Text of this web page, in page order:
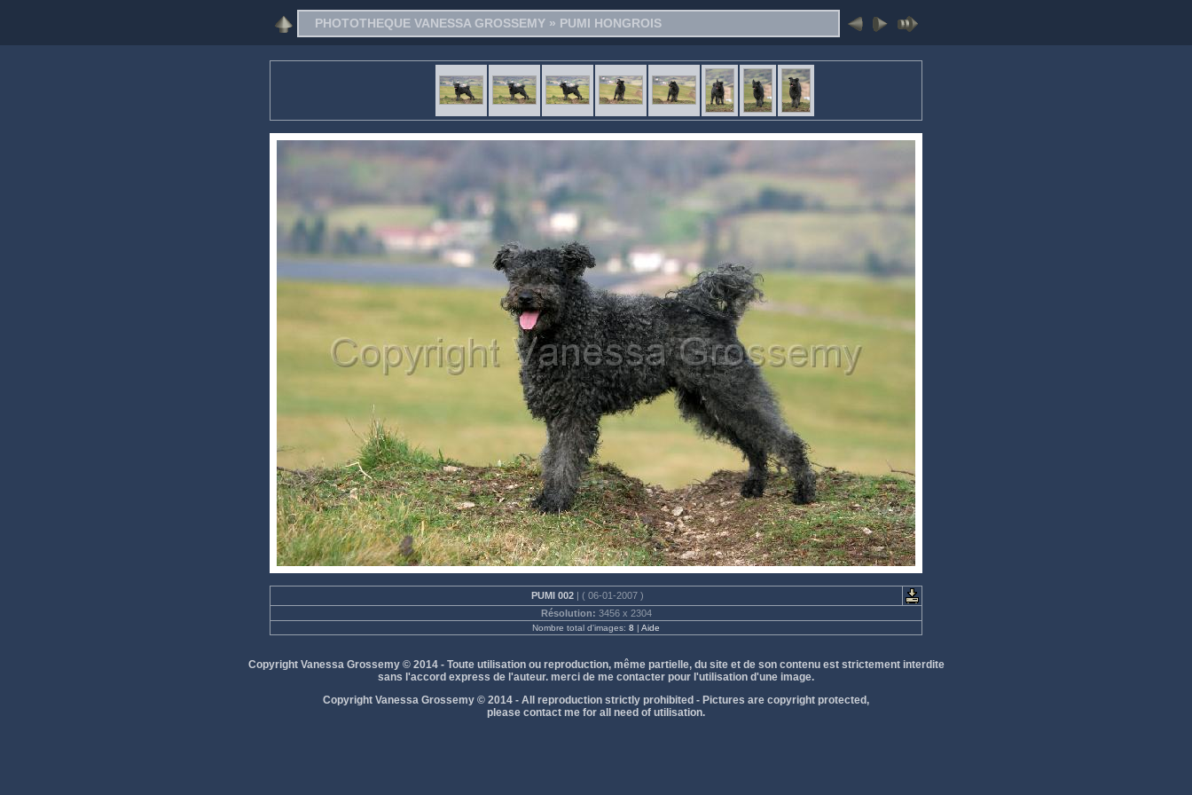
PHOTOTHEQUE VANESSA GROSSEMY » PUMI HONGROIS
PUMI 002 | ( 06-01-2007 )
Résolution: 3456 x 2304
Nombre total d'images: 8 | Aide
Copyright Vanessa Grossemy © 2014 - Toute utilisation ou reproduction, même partielle, du site et de son contenu est strictement interdite
sans l'accord express de l'auteur. merci de me contacter pour l'utilisation d'une image.
Copyright Vanessa Grossemy © 2014 - All reproduction strictly prohibited - Pictures are copyright protected,
please contact me for all need of utilisation.